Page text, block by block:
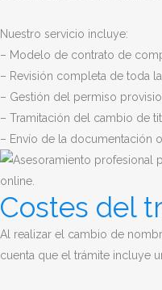
Nuestro servicio incluye:
– Modelo de contrato de
– Revisión completa de toda
– Gestión del permiso
– Tramitación del cambio de
– Envío de la documentación
Costes del
Al realizar el cambio de
cuenta que el trámite incluye